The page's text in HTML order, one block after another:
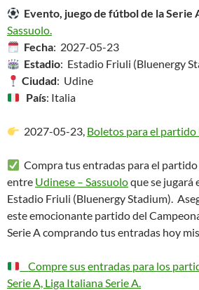
Evento, juego de fútbol de la Serie
Sassuolo.
Fecha: 2027-05-23
Estadio: Estadio Friuli (Bluenergy
Ciudad: Udine
País: Italia
2027-05-23, Boletos para el partido
Compra tus entradas para el
entre Udinese – Sassuoloque se jugará
Estadio Friuli (Bluenergy Stadium).
este emocionante partido del
Serie A comprando tus entradas hoy
Compre sus entradas para los
Serie A, Liga Italiana Serie A.